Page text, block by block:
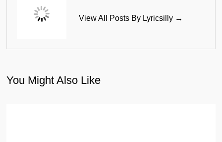
View All Posts By Lyricsilly →
You Might Also Like